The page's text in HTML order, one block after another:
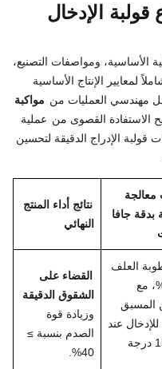
الإدخال
الأساسية، ومواصفات التصنيع،
لمعايير الإنتاج الأساسية
مواكبة
الاستفادة القصوى من عملية
الإدراج الدقيقة لتحسين
معالجة
جافا
نتائج أداء المنتج
النهائي
العلف
مع
المسبق
للإدخال عند
120-150 درجة
القضاء على
الشقوق الدقيقة
وزيادة قوة
الصدم بنسبة ≥
40%.